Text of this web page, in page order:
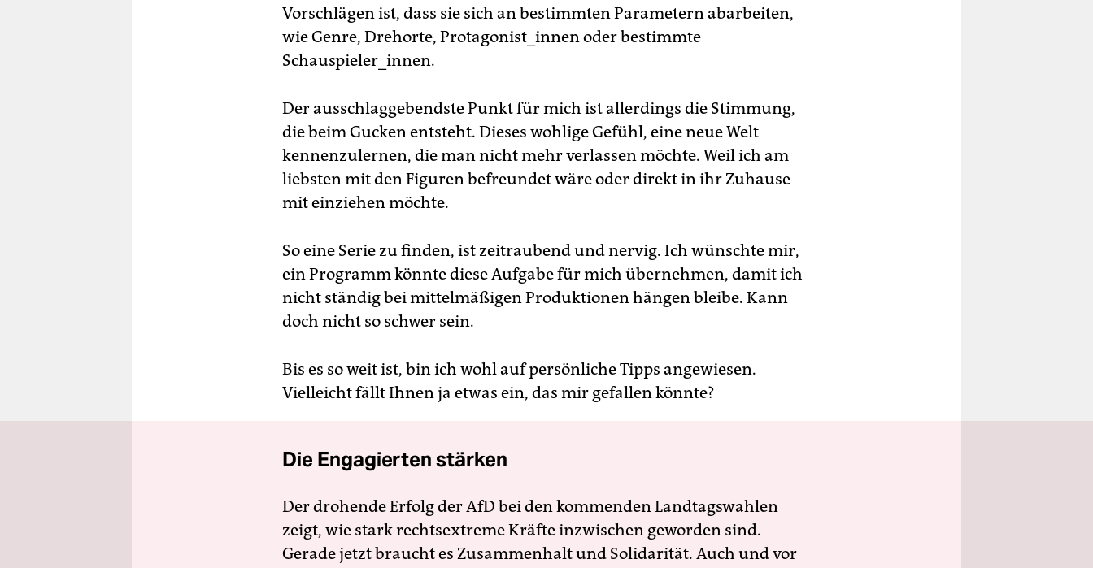
Vorschlägen ist, dass sie sich an bestimmten Parametern abarbeiten,
wie Genre, Drehorte, Protagonist_innen oder bestimmte
Schauspieler_innen.
Der ausschlaggebendste Punkt für mich ist allerdings die Stimmung,
die beim Gucken entsteht. Dieses wohlige Gefühl, eine neue Welt
kennenzulernen, die man nicht mehr verlassen möchte. Weil ich am
liebsten mit den Figuren befreundet wäre oder direkt in ihr Zuhause
mit einziehen möchte.
So eine Serie zu finden, ist zeitraubend und nervig. Ich wünschte mir,
ein Programm könnte diese Aufgabe für mich übernehmen, damit ich
nicht ständig bei mittelmäßigen Produktionen hängen bleibe. Kann
doch nicht so schwer sein.
Bis es so weit ist, bin ich wohl auf persönliche Tipps angewiesen.
Vielleicht fällt Ihnen ja etwas ein, das mir gefallen könnte?
Die Engagierten stärken
Der drohende Erfolg der AfD bei den kommenden Landtagswahlen
zeigt, wie stark rechtsextreme Kräfte inzwischen geworden sind.
Gerade jetzt braucht es Zusammenhalt und Solidarität. Auch und vor